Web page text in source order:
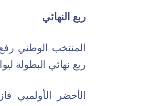
ربع النهائي
ربع نهائي البطولة
الأخضر الأولمبي